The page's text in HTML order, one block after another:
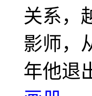
关系，
影师，
年他退